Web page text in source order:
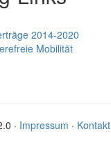
2014-2020
Mobilität
· Impressum · Kontakt